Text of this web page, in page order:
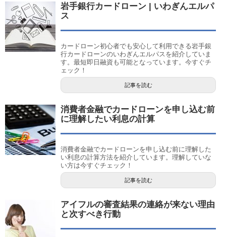
岩手銀行カードローン | いわぎんエルパ
ス
カードローン初心者でも安心して利用できる岩手銀
行カードローンのいわぎんエルパスを紹介していま
す。最短即日融資も可能となっています。今すぐチ
ェック！
記事を読む
消費者金融でカードローンを申し込む前
に理解したい利息の計算
消費者金融でカードローンを申し込む前に理解した
い利息の計算方法を紹介しています。理解していな
い方は今すぐチェック！
記事を読む
アイフルの審査結果の連絡が来ない理由
と次すべき行動